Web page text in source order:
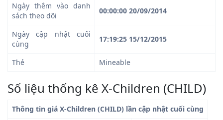
Ngày thêm vào danh
sách theo dõi
00:00:00 20/09/2014
Ngày cập nhật cuối
cùng
17:19:25 15/12/2015
Thẻ Mineable
Số liệu thống kê X-Children (CHILD)
Thông tin giá X-Children (CHILD) lần cập nhật cuối cùng